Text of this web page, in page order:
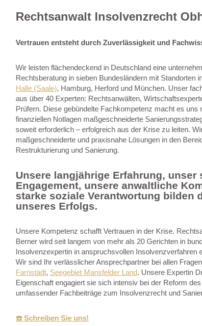
Rechtsanwalt Insolvenzrecht
Vertrauen entsteht durch Zuverlässigkeit und
Wir leisten flächendeckend in Deutschland eine
Rechtsberatung in sieben Bundesländern mit Standorten
Halle (Saale), Hamburg, Herford und München. Unser
aus über 40 Experten: Rechtsanwälten,
Prüfern. Diese gebündelte Fachkompetenz macht es uns
finanziellen Notlagen maßgeschneiderte
soweit erforderlich – erfolgreich aus der Krise zu leiten.
maßgeschneiderte und praxisnahe Lösungen in den
Restrukturierung und Sanierung.
Unsere langjährige Erfahrung, unser
Engagement, unsere anwaltliche
starke soziale Verantwortung bilden
unseres Erfolgs.
Unsere Kompetenz schafft Vertrauen in der Krise.
Berner wird seit langem von mehr als 20 Gerichten in
Insolvenzexpertin in anspruchsvollen
Wir sind Ihr verlässlicher Ansprechpartner bei allen
Farnstädt, Seegebiet Mansfelder Land. Unsere Expertin
Eigenschaft engagiert sie sich intensiv bei der Reform
umfassender Fachbeiträge zum Insolvenzrecht und
☎️ Schreiben Sie uns!